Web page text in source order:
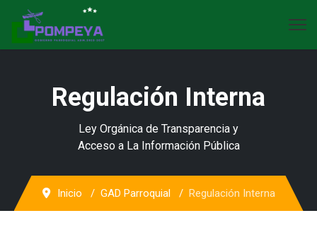
Regulación Interna
Ley Orgánica de Transparencia y
Acceso a La Información Pública
Inicio GAD Parroquial Regulación Interna